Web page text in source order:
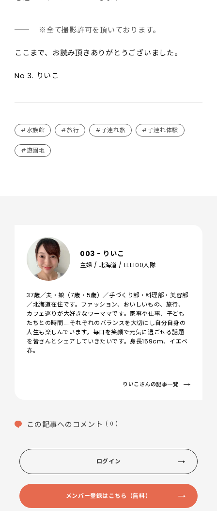
※全て撮影許可を頂いております。
ここまで、お読み頂きありがとうございました。
No 3. りいこ
#水族館 #旅行 #子連れ旅 #子連れ体験
#遊園地
003 - りいこ
主婦 / 北海道 / LEE100人隊
37歳／夫・娘（7歳・5歳）／手づくり部・料理部・美容部
／北海道在住です。ファッション、おいしいもの、旅行、
カフェ巡りが大好きなワーママです。家事や仕事、子ども
たちとの時間……それぞれのバランスを大切にし自分自身の
人生も楽しんでいます。毎日を笑顔で元気に過ごせる話題
を皆さんとシェアしていきたいです。身長159cm、イエベ
春。
りいこさんの記事一覧
この記事へのコメント ( 0 )
ログイン
メンバー登録はこちら（無料）